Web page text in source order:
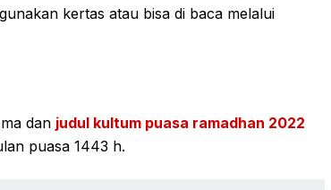
kertas atau bisa di baca melalui
dan judul kultum puasa ramadhan 2022
puasa 1443 h.